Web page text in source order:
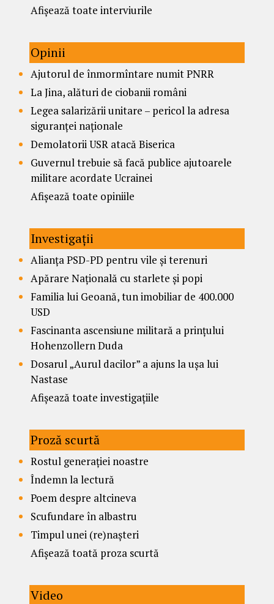
Afișează toate interviurile
Opinii
Ajutorul de înmormîntare numit PNRR
La Jina, alături de ciobanii români
Legea salarizării unitare – pericol la adresa
siguranței naționale
Demolatorii USR atacă Biserica
Guvernul trebuie să facă publice ajutoarele
militare acordate Ucrainei
Afișează toate opiniile
Investigații
Alianța PSD-PD pentru vile și terenuri
Apărare Națională cu starlete și popi
Familia lui Geoană, tun imobiliar de 400.000
USD
Fascinanta ascensiune militară a prințului
Hohenzollern Duda
Dosarul „Aurul dacilor” a ajuns la ușa lui
Nastase
Afișează toate investigațiile
Proză scurtă
Rostul generației noastre
Îndemn la lectură
Poem despre altcineva
Scufundare în albastru
Timpul unei (re)nașteri
Afișează toată proza scurtă
Video